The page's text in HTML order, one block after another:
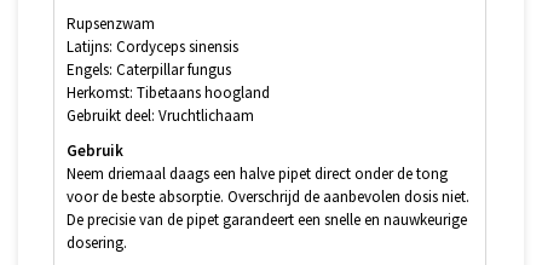
Rupsenzwam
Latijns: Cordyceps sinensis
Engels: Caterpillar fungus
Herkomst: Tibetaans hoogland
Gebruikt deel: Vruchtlichaam
Gebruik
Neem driemaal daags een halve pipet direct onder de tong
voor de beste absorptie. Overschrijd de aanbevolen dosis niet.
De precisie van de pipet garandeert een snelle en nauwkeurige
dosering.